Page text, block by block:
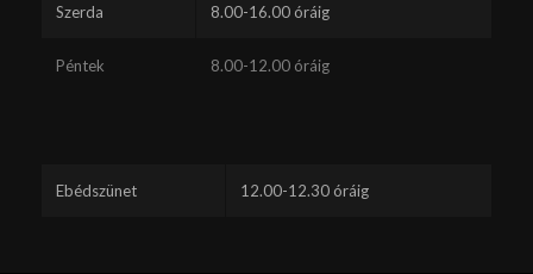
Szerda 8.00-16.00 óráig
Péntek 8.00-12.00 óráig
Ebédszünet 12.00-12.30 óráig